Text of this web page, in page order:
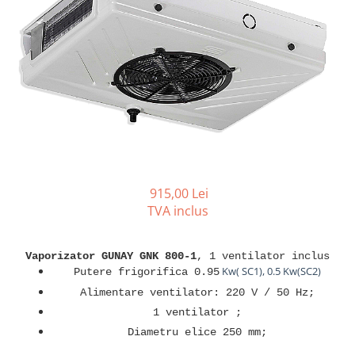
REZISTENTE DIGIVRARE
REZISTENTE SILICONICE
Uleiuri
Ventilatoare
Ventilatoare EbmPapst
Ventilatoare WEIGUANG
Compresoare Cubigel R134a
Compresoare Cubigel R404a
Compresoare Jiaxipera
VAPORIZATOARE LU-VE
915,00 Lei
TVA inclus
Vaporizator GUNAY GNK 800-1, 1 ventilator inclus
Putere frigorifica 0.95 Kw( SC1), 0.5 Kw(SC2)
Alimentare ventilator: 220 V / 50 Hz;
1 ventilator ;
Diametru elice 250 mm;